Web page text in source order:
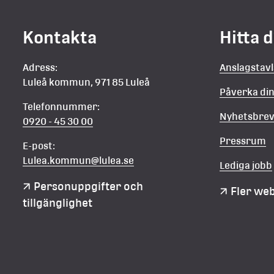
Kontakta
Adress:
Luleå kommun, 971 85 Luleå
Telefonnummer:
0920 - 45 30 00
E-post:
Lulea.kommun@lulea.se
Personuppgifter och
tillgänglighet
Hitta
Påverka
Nyhetsbrev
Pressrum
Lediga jobb
Fler